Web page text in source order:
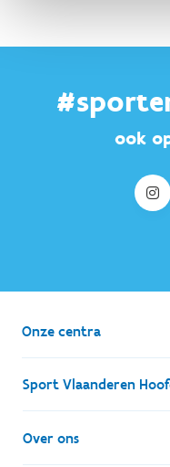
ook
Onze centra
Sport Vlaanderen
Simon Bolivarlaan 17
Over ons